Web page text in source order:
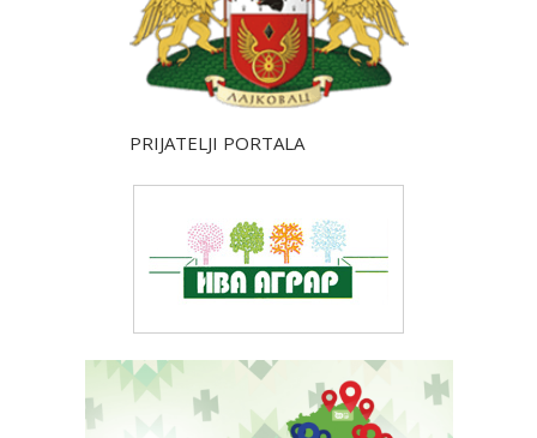
PRIJATELJI PORTALA